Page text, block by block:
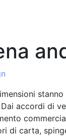
accordi di
di carta,